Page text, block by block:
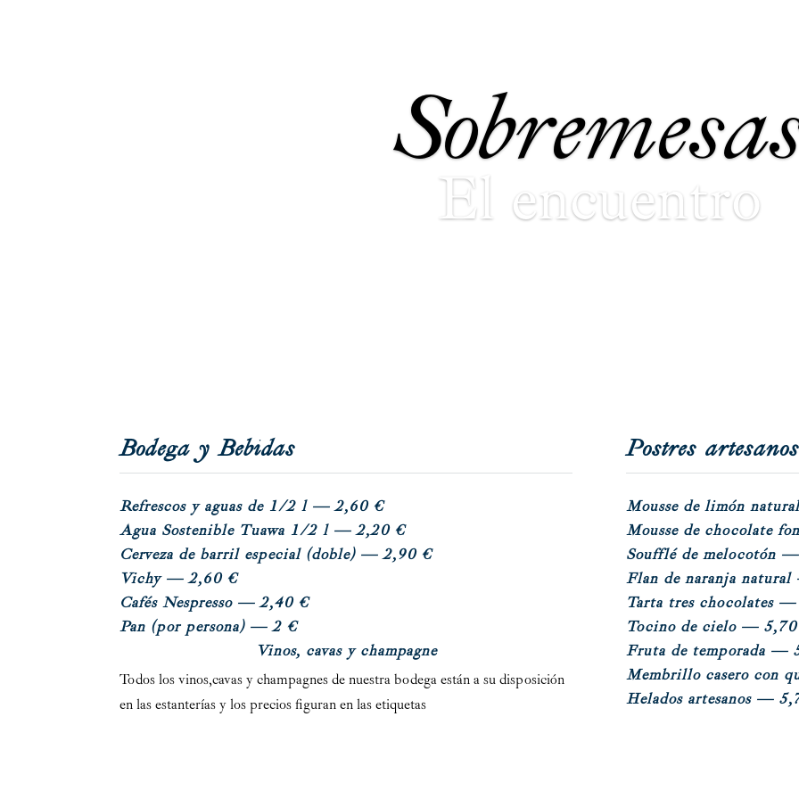
El encuentro
Bodega y Bebidas
Refrescos y aguas de 1/2 l — 2,60 €
Agua Sostenible Tuawa 1/2 l — 2,20 €
Cerveza de barril especial (doble)— 2,90 €
Vichy— 2,60 €
Cafés Nespresso— 2,40 €
Pan (por persona)— 2 €
Vinos, cavas y champagne
Todos los vinos,cavas y champagnes de nuestra bodega están a su disposición
en las estanterías y los precios figuran en las etiquetas
Postres artesanos
Mousse de limón natural
Mousse de chocolate
Soufflé de melocotón—
Flan de naranja natural
Tarta tres chocolates—
Tocino de cielo— 5,70
Fruta de temporada—
Membrillo casero con
Helados artesanos—